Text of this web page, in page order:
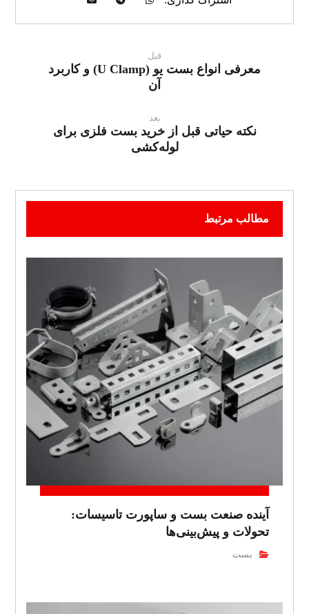
قبل
معرفی انواع بست یو (U Clamp) و کاربرد
آن
بعد
نکته حیاتی قبل از خرید بست فلزی برای
لوله‌کشی
مطالب مرتبط
آینده صنعت بست و ساپورت تاسیسات:
تحولات و پیش‌بینی‌ها
بست